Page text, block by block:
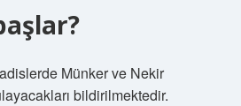
Münker ve Nekir
bildirilmektedir.